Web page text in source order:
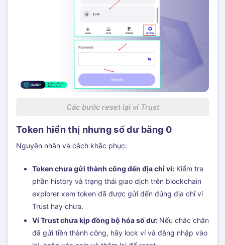
Các bước reset lại ví Trust
Token hiển thị nhưng số dư bằng 0
Nguyên nhân và cách khắc phục:
Token chưa gửi thành công đến địa chỉ ví: Kiểm tra
phần history và trạng thái giao dịch trên blockchain
explorer xem token đã được gửi đến đúng địa chỉ ví
Trust hay chưa.
Ví Trust chưa kịp đồng bộ hóa số dư: Nếu chắc chắn
đã gửi tiền thành công, hãy lock ví và đăng nhập vào